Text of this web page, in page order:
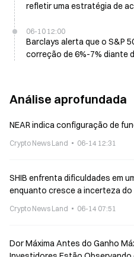
refletir uma estratégia de
06-10 12:00
Barclays alerta que o S&P
correção de 6%-7% diante
Análise aprofundada
NEAR indica configuração de
Crypto News Land 06-14 12:31
SHIB enfrenta dificuldades em
enquanto cresce a incerteza do
Crypto News Land 06-14 07:51
Dor Máxima Antes do Ganho